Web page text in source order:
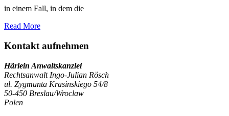
in einem Fall, in dem die
Read More
Kontakt aufnehmen
Härlein Anwaltskanzlei
Rechtsanwalt Ingo-Julian Rösch
ul. Zygmunta Krasinskiego 54/8
50-450 Breslau/Wroclaw
Polen